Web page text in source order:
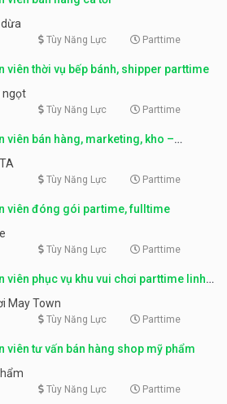
Tùy Năng Lực Parttime
viên thời vụ bếp bánh, shipper parttime
ngọt
Tùy Năng Lực Parttime
viên bán hàng, marketing, kho –
Tùy Năng Lực Parttime
viên đóng gói partime, fulltime
Tùy Năng Lực Parttime
viên phục vụ khu vui chơi parttime linh
May Town
Tùy Năng Lực Parttime
viên tư vấn bán hàng shop mỹ phẩm
Tùy Năng Lực Parttime